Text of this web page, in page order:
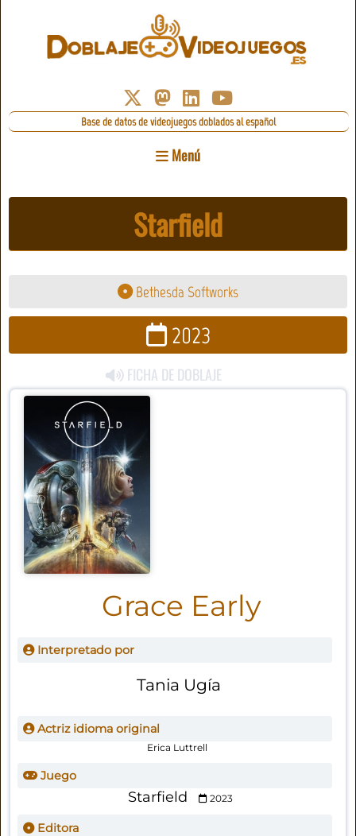
Base de datos de videojuegos doblados al español
Menú
Starfield
Bethesda Softworks
2023
FICHA DE DOBLAJE
Grace Early
Interpretado por
Tania Ugía
Actriz idioma original
Erica Luttrell
Juego
Starfield 2023
Editora